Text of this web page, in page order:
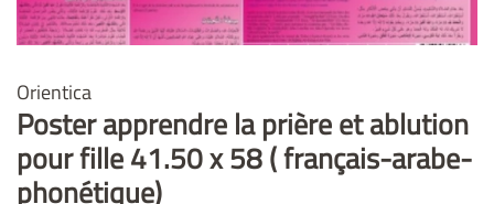
Orientica
Poster apprendre la prière et ablution
pour fille 41.50 x 58 ( français-arabe-
phonétique)